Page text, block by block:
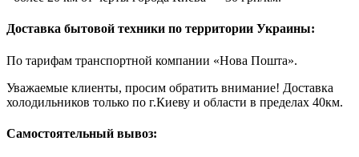
Доставка бытовой техники по территории Украины:
По тарифам транспортной компании «Нова Пошта».
Уважаемые клиенты, просим обратить внимание! Доставка
холодильников только по г.Киеву и области в пределах 40км.
Самостоятельный вывоз: